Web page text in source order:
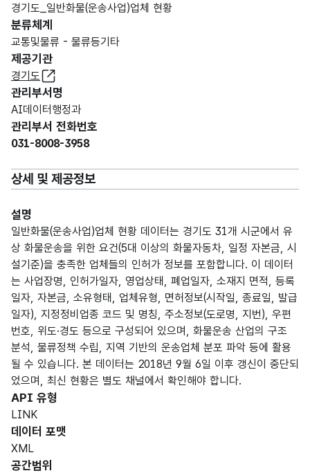
경기도_일반화물(운송사업)업체 현황
분류체계
교통및물류 - 물류등기타
제공기관
경기도
관리부서명
AI데이터행정과
관리부서 전화번호
031-8008-3958
상세 및 제공정보
설명
일반화물(운송사업)업체 현황 데이터는 경기도 31개 시군에서 유
상 화물운송을 위한 요건(5대 이상의 화물자동차, 일정 자본금, 시
설기준)을 충족한 업체들의 인허가 정보를 포함합니다. 이 데이터
는 사업장명, 인허가일자, 영업상태, 폐업일자, 소재지 면적, 등록
일자, 자본금, 소유형태, 업체유형, 면허정보(시작일, 종료일, 발급
일자), 지정정비업종 코드 및 명칭, 주소정보(도로명, 지번), 우편
번호, 위도·경도 등으로 구성되어 있으며, 화물운송 산업의 구조
분석, 물류정책 수립, 지역 기반의 운송업체 분포 파악 등에 활용
될 수 있습니다. 본 데이터는 2018년 9월 6일 이후 갱신이 중단되
었으며, 최신 현황은 별도 채널에서 확인해야 합니다.
API 유형
LINK
데이터 포맷
XML
공간범위